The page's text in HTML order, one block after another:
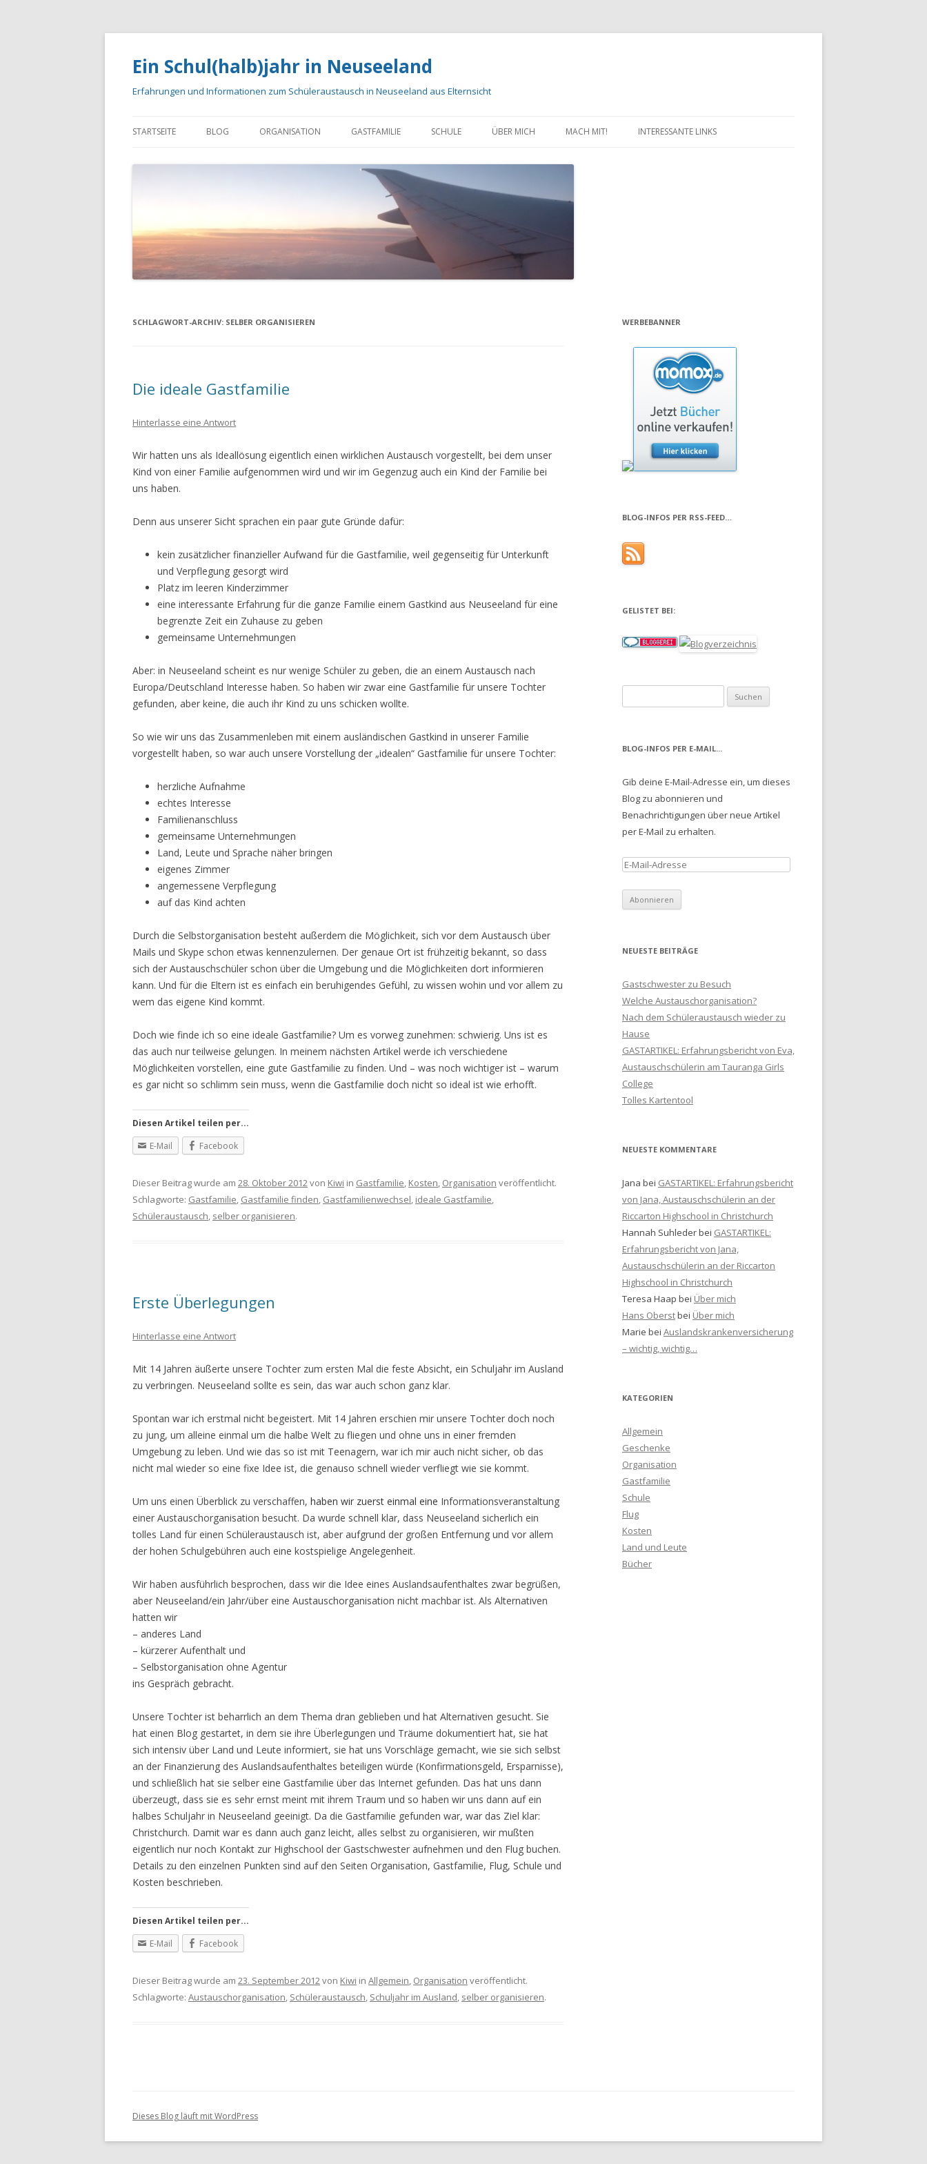
Ein Schul(halb)jahr in Neuseeland
Erfahrungen und Informationen zum Schüleraustausch in Neuseeland aus Elternsicht
STARTSEITE BLOG ORGANISATION GASTFAMILIE SCHULE ÜBER MICH MACH MIT! INTERESSANTE LINKS
SCHLAGWORT-ARCHIV: SELBER ORGANISIEREN
Die ideale Gastfamilie
Hinterlasse eine Antwort
Wir hatten uns als Ideallösung eigentlich einen wirklichen Austausch vorgestellt, bei dem unser
Kind von einer Familie aufgenommen wird und wir im Gegenzug auch ein Kind der Familie bei
uns haben.
Denn aus unserer Sicht sprachen ein paar gute Gründe dafür:
kein zusätzlicher finanzieller Aufwand für die Gastfamilie, weil gegenseitig für Unterkunft
und Verpflegung gesorgt wird
Platz im leeren Kinderzimmer
eine interessante Erfahrung für die ganze Familie einem Gastkind aus Neuseeland für eine
begrenzte Zeit ein Zuhause zu geben
gemeinsame Unternehmungen
Aber: in Neuseeland scheint es nur wenige Schüler zu geben, die an einem Austausch nach
Europa/Deutschland Interesse haben. So haben wir zwar eine Gastfamilie für unsere Tochter
gefunden, aber keine, die auch ihr Kind zu uns schicken wollte.
So wie wir uns das Zusammenleben mit einem ausländischen Gastkind in unserer Familie
vorgestellt haben, so war auch unsere Vorstellung der „idealen“ Gastfamilie für unsere Tochter:
herzliche Aufnahme
echtes Interesse
Familienanschluss
gemeinsame Unternehmungen
Land, Leute und Sprache näher bringen
eigenes Zimmer
angemessene Verpflegung
auf das Kind achten
Durch die Selbstorganisation besteht außerdem die Möglichkeit, sich vor dem Austausch über
Mails und Skype schon etwas kennenzulernen. Der genaue Ort ist frühzeitig bekannt, so dass
sich der Austauschschüler schon über die Umgebung und die Möglichkeiten dort informieren
kann. Und für die Eltern ist es einfach ein beruhigendes Gefühl, zu wissen wohin und vor allem zu
wem das eigene Kind kommt.
Doch wie finde ich so eine ideale Gastfamilie? Um es vorweg zunehmen: schwierig. Uns ist es
das auch nur teilweise gelungen. In meinem nächsten Artikel werde ich verschiedene
Möglichkeiten vorstellen, eine gute Gastfamilie zu finden. Und – was noch wichtiger ist – warum
es gar nicht so schlimm sein muss, wenn die Gastfamilie doch nicht so ideal ist wie erhofft.
Diesen Artikel teilen per...
E-Mail
Facebook
Dieser Beitrag wurde am 28. Oktober 2012von Kiwi in Gastfamilie, Kosten, Organisation veröffentlicht.
Schlagworte: Gastfamilie, Gastfamilie finden, Gastfamilienwechsel, ideale Gastfamilie,
Schüleraustausch, selber organisieren.
Erste Überlegungen
Hinterlasse eine Antwort
Mit 14 Jahren äußerte unsere Tochter zum ersten Mal die feste Absicht, ein Schuljahr im Ausland
zu verbringen. Neuseeland sollte es sein, das war auch schon ganz klar.
Spontan war ich erstmal nicht begeistert. Mit 14 Jahren erschien mir unsere Tochter doch noch
zu jung, um alleine einmal um die halbe Welt zu fliegen und ohne uns in einer fremden
Umgebung zu leben. Und wie das so ist mit Teenagern, war ich mir auch nicht sicher, ob das
nicht mal wieder so eine fixe Idee ist, die genauso schnell wieder verfliegt wie sie kommt.
Um uns einen Überblick zu verschaffen, haben wir zuerst einmal eine Informationsveranstaltung
einer Austauschorganisation besucht. Da wurde schnell klar, dass Neuseeland sicherlich ein
tolles Land für einen Schüleraustausch ist, aber aufgrund der großen Entfernung und vor allem
der hohen Schulgebühren auch eine kostspielige Angelegenheit.
Wir haben ausführlich besprochen, dass wir die Idee eines Auslandsaufenthaltes zwar begrüßen,
aber Neuseeland/ein Jahr/über eine Austauschorganisation nicht machbar ist. Als Alternativen
hatten wir
– anderes Land
– kürzerer Aufenthalt und
– Selbstorganisation ohne Agentur
ins Gespräch gebracht.
Unsere Tochter ist beharrlich an dem Thema dran geblieben und hat Alternativen gesucht. Sie
hat einen Blog gestartet, in dem sie ihre Überlegungen und Träume dokumentiert hat, sie hat
sich intensiv über Land und Leute informiert, sie hat uns Vorschläge gemacht, wie sie sich selbst
an der Finanzierung des Auslandsaufenthaltes beteiligen würde (Konfirmationsgeld, Ersparnisse),
und schließlich hat sie selber eine Gastfamilie über das Internet gefunden. Das hat uns dann
überzeugt, dass sie es sehr ernst meint mit ihrem Traum und so haben wir uns dann auf ein
halbes Schuljahr in Neuseeland geeinigt. Da die Gastfamilie gefunden war, war das Ziel klar:
Christchurch. Damit war es dann auch ganz leicht, alles selbst zu organisieren, wir mußten
eigentlich nur noch Kontakt zur Highschool der Gastschwester aufnehmen und den Flug buchen.
Details zu den einzelnen Punkten sind auf den Seiten Organisation, Gastfamilie, Flug, Schule und
Kosten beschrieben.
Diesen Artikel teilen per...
E-Mail
Facebook
Dieser Beitrag wurde am 23. September 2012von Kiwi in Allgemein, Organisation veröffentlicht.
Schlagworte: Austauschorganisation, Schüleraustausch, Schuljahr im Ausland, selber organisieren.
WERBEBANNER
BLOG-INFOS PER RSS-FEED…
GELISTET BEI:
BLOG-INFOS PER E-MAIL...
Gib deine E-Mail-Adresse ein, um dieses
Blog zu abonnieren und
Benachrichtigungen über neue Artikel
per E-Mail zu erhalten.
E
l
A
d
r
e
s
s
e
NEUESTE BEITRÄGE
Gastschwester zu Besuch
Welche Austauschorganisation?
Nach dem Schüleraustausch wieder zu
Hause
GASTARTIKEL: Erfahrungsbericht von Eva,
Austauschschülerin am Tauranga Girls
College
Tolles Kartentool
NEUESTE KOMMENTARE
Jana bei GASTARTIKEL: Erfahrungsbericht
von Jana, Austauschschülerin an der
Riccarton Highschool in Christchurch
Hannah Suhlederbei GASTARTIKEL:
Erfahrungsbericht von Jana,
Austauschschülerin an der Riccarton
Highschool in Christchurch
Teresa Haap bei Über mich
Hans Oberstbei Über mich
Marie bei Auslandskrankenversicherung
– wichtig, wichtig…
KATEGORIEN
Allgemein
Geschenke
Organisation
Gastfamilie
Schule
Flug
Kosten
Land und Leute
Bücher
Dieses Blog läuft mit WordPress